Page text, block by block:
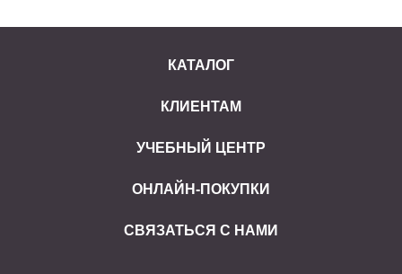
КАТАЛОГ
КЛИЕНТАМ
УЧЕБНЫЙ ЦЕНТР
ОНЛАЙН-ПОКУПКИ
СВЯЗАТЬСЯ С НАМИ